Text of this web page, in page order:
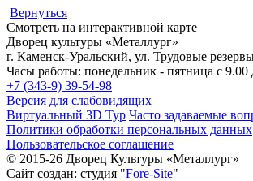
Вернуться
Смотреть на интерактивной карте
Дворец культуры «Металлург»
г. Каменск-Уральский, ул. Трудовые
Часы работы: понедельник - пятница с 9.00
+7 (343-9) 39-54-98
Версия для слабовидящих
Виртуальный 3D Тур Часто задаваемые
Политики обработки персональных данных
Пользовательское соглашение
© 2015-26 Дворец Культуры «Металлург»
Сайт создан: студия "Fore-Site"